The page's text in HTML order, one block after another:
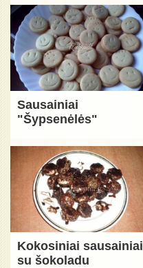
Sausainiai
"Šypsenėlės"
Kokosiniai sausainiai
su šokoladu